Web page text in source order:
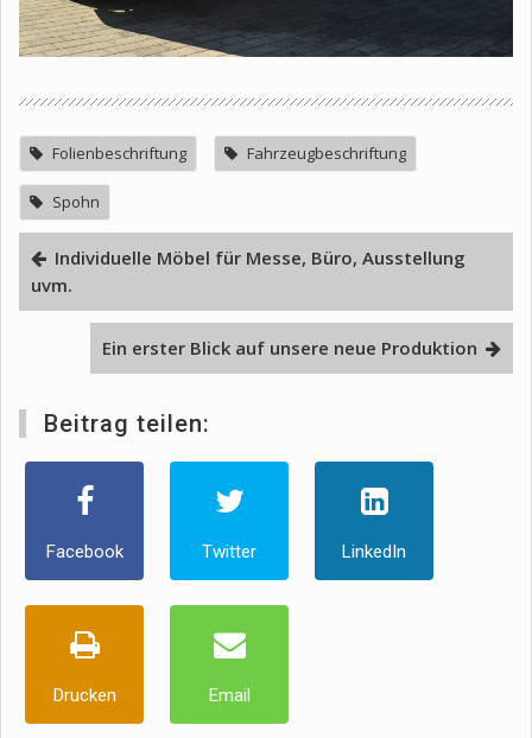
Folienbeschriftung Fahrzeugbeschriftung
Spohn
Individuelle Möbel für Messe, Büro, Ausstellung
uvm.
Ein erster Blick auf unsere neue Produktion
Beitrag teilen:
Facebook Twitter LinkedIn
Drucken Email